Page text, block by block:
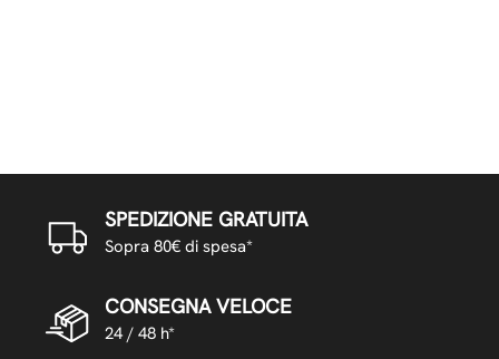
SPEDIZIONE GRATUITA
Sopra 80€ di spesa*
CONSEGNA VELOCE
24 / 48 h*